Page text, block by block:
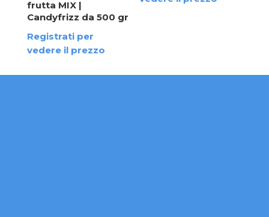
frutta MIX |
Candyfrizz da 500 gr
Registrati per
vedere il prezzo